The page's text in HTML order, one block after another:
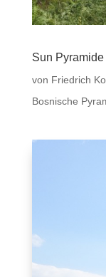
Sun
von Friedrich
Bosnische